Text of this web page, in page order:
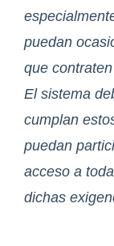
puedan
que
El sistema
cumplan
puedan
acceso a
dichas